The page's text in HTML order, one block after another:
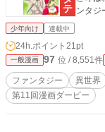
ンタジ
少年向け 連載中
24h.ポイント 21pt
一般漫画 97 位 / 8,551件
ファンタジー 異世界
第11回漫画ダービー